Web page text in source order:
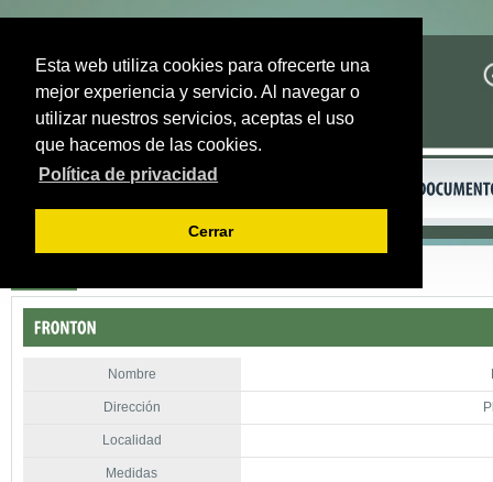
Esta web utiliza cookies para ofrecerte una
mejor experiencia y servicio. Al navegar o
utilizar nuestros servicios, aceptas el uso
que hacemos de las cookies.
Política de privacidad
Cerrar
Nombre
Dirección
Localidad
Medidas